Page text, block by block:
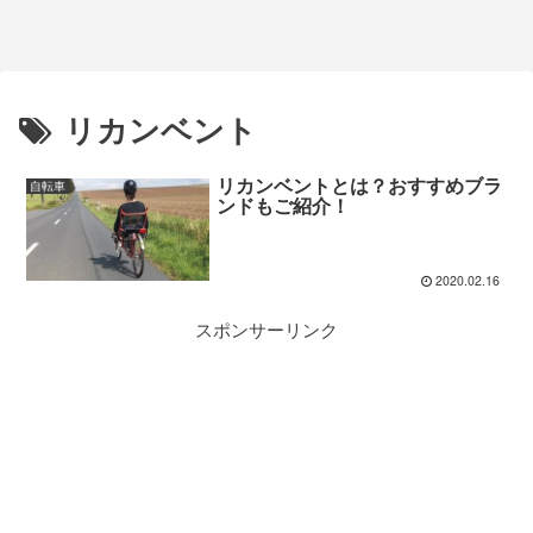
リカンベント
自転車 リカンベントとは？おすすめブラ
ンドもご紹介！
2020.02.16
スポンサーリンク